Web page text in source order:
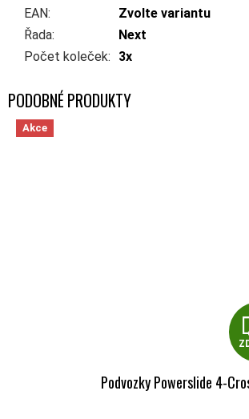
EAN:
Zvolte variantu
Řada:
Next
Počet koleček: 3x
Akce
Podvozky Powerslide 4-